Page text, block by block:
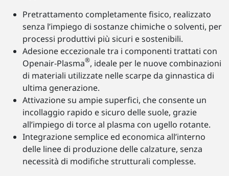
Pretrattamento completamente fisico, realizzato
senza l’impiego di sostanze chimiche o solventi, per
processi produttivi più sicuri e sostenibili.
Adesione eccezionale tra i componenti trattati con
Openair-Plasma®, ideale per le nuove combinazioni
di materiali utilizzate nelle scarpe da ginnastica di
ultima generazione.
Attivazione su ampie superfici, che consente un
incollaggio rapido e sicuro delle suole, grazie
all’impiego di torce al plasma con ugello rotante.
Integrazione semplice ed economica all’interno
delle linee di produzione delle calzature, senza
necessità di modifiche strutturali complesse.